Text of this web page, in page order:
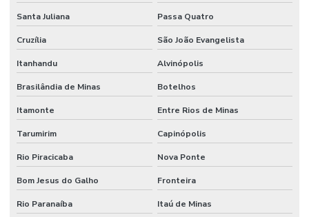
Terminal Métrico Macho
Tomada De Força Acionamento Pneumático
Tomada De Força Hidráulica
Tomada De Força Para Bomba Hidráulica Em Minas Gerais
Usinagem De Metais
Usinagem De Nylon Sob Medida
Válvula Para Sistema Hidráulico
Válvula Reguladora De Fluxo
Santa Juliana Passa Quatro
Cruzília São João Evangelista
Itanhandu Alvinópolis
Brasilândia de Minas Botelhos
Itamonte Entre Rios de Minas
Tarumirim Capinópolis
Rio Piracicaba Nova Ponte
Bom Jesus do Galho Fronteira
Rio Paranaíba Itaú de Minas